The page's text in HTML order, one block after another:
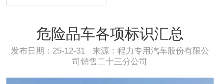
危险品车各项标识汇总
发布日期：25-12-31 来源：程力专用汽车股份有限公
司销售二十三分公司